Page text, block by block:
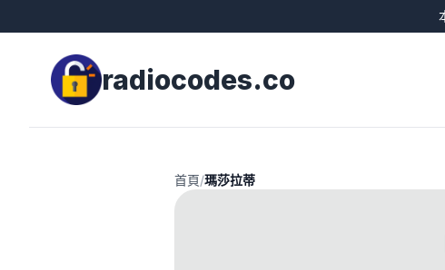
radiocodes.co
首頁/瑪莎拉蒂